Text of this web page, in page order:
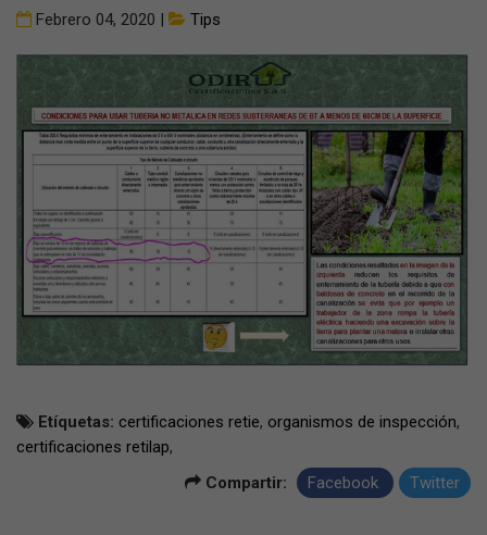
Febrero 04, 2020 | Tips
Etíquetas: certificaciones retie, organismos de inspección,
certificaciones retilap,
Compartir:
Facebook Twitter